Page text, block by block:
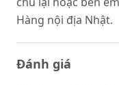
Hàng nội địa Nhật.
Đánh giá